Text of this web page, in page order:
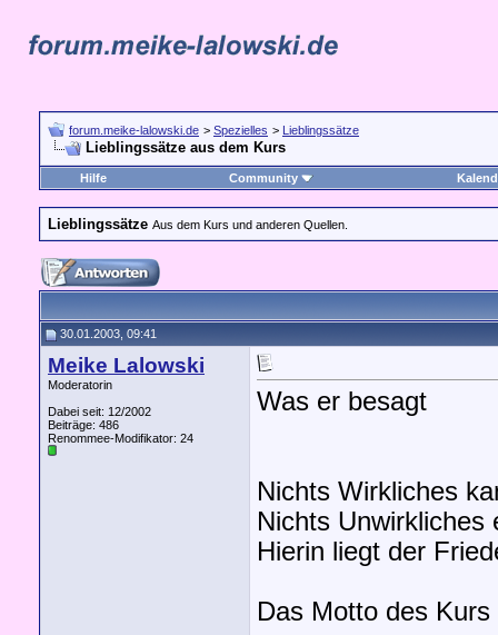
forum.meike-lalowski.de > Spezielles > Lieblingssätze
Lieblingssätze aus dem Kurs
Hilfe Community
Lieblingssätze Aus dem Kurs und anderen Quellen.
30.01.2003, 09:41
Meike Lalowski
Moderatorin
Dabei seit: 12/2002
Beiträge: 486
Renommee-Modifikator: 24
Was er besagt
Nichts Wirkliches
Nichts Unwirkliches
Hierin liegt der
Das Motto des